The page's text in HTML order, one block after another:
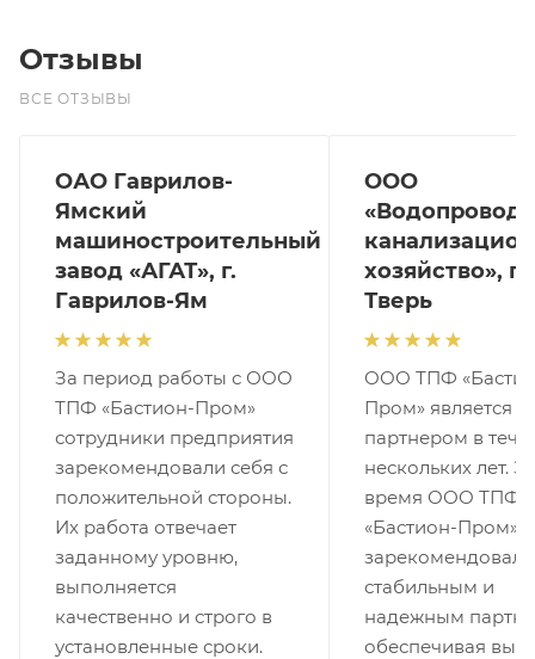
Отзывы
ВСЕ ОТЗЫВЫ
ОАО Гаврилов-
Ямский
машиностроительный
завод «АГАТ», г.
Гаврилов-Ям
За период работы с ООО
ТПФ «Бастион-Пром»
сотрудники предприятия
зарекомендовали себя с
положительной стороны.
Их работа отвечает
заданному уровню,
выполняется
качественно и строго в
установленные сроки.
ООО
хозяйство», г.
Тверь
ООО ТПФ
Пром» является
партнером в
нескольких лет.
время ООО ТПФ
«Бастион-Пром»
стабильным и
надежным
обеспечивая